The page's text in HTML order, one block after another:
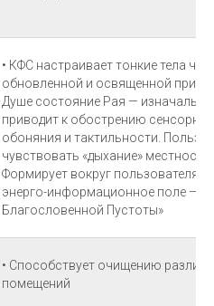
• КФС настраивает тонкие тела
обновленной и освященной
Душе состояние Рая —
приводит к обострению
обоняния и тактильности.
чувствовать «дыхание»
Формирует вокруг пользователя
энерго-информационное поле —
Благословенной Пустоты»
• Способствует очищению
помещений